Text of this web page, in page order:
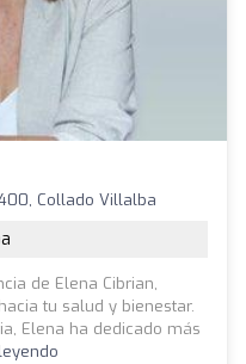
Collado Villalba
de Elena Cibrian,
tu salud y bienestar.
Elena ha dedicado más